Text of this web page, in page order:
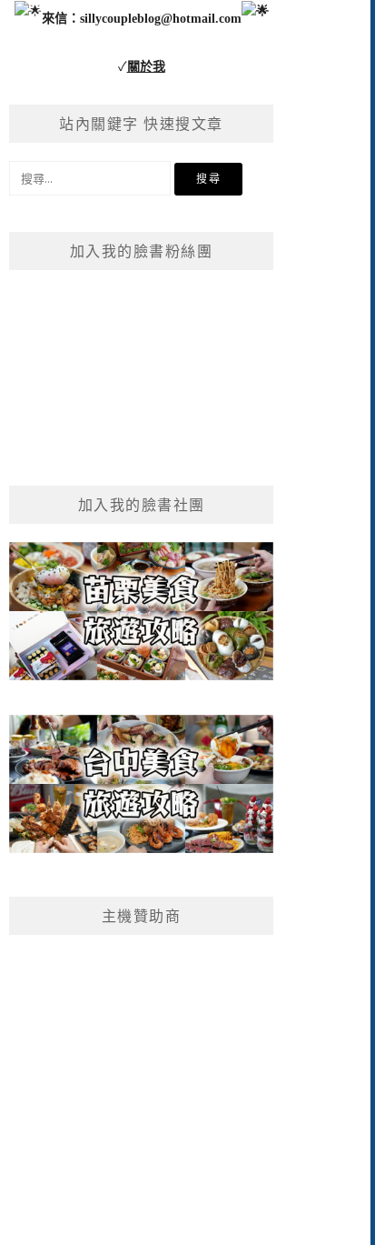
來信： sillycoupleblog@hotmail.com
✓關於我
站內關鍵字 快速搜文章
加入我的臉書粉絲團
加入我的臉書社團
主機贊助商